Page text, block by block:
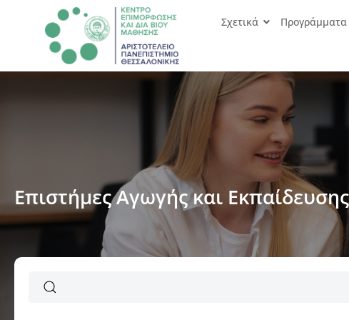
Σχετικά Προγράμματα
Επιστήμες Αγωγής και Εκπαίδευσης